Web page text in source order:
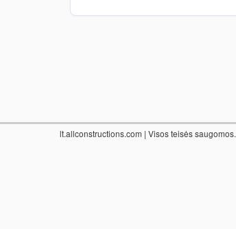
lt.allconstructions.com | Visos teisės saugomos.